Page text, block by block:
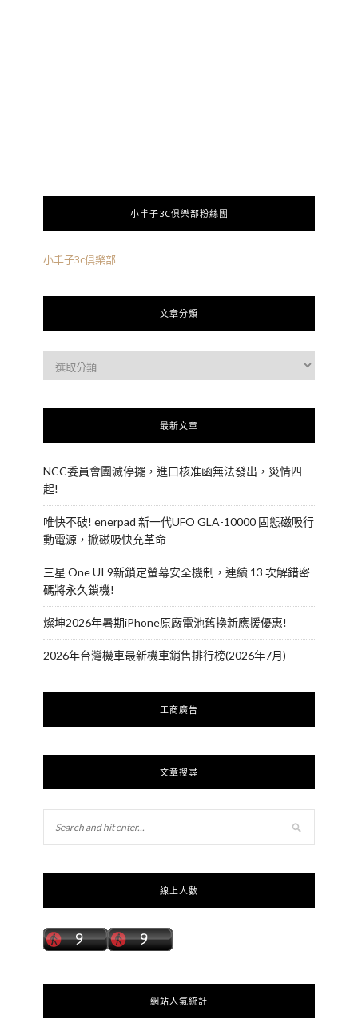
小丰子3C俱樂部粉絲團
小丰子3c俱樂部
文章分類
最新文章
NCC委員會團滅停擺，進口核准函無法發出，災情四
起!
唯快不破! enerpad 新一代UFO GLA-10000 固態磁吸行
動電源，掀磁吸快充革命
三星 One UI 9新鎖定螢幕安全機制，連續 13 次解錯密
碼將永久鎖機!
燦坤2026年暑期iPhone原廠電池舊換新應援優惠!
2026年台灣機車最新機車銷售排行榜(2026年7月)
工商廣告
文章搜尋
線上人數
網站人氣統計